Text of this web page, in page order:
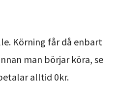
Körning får då enbart
man börjar köra, se
alltid 0kr.